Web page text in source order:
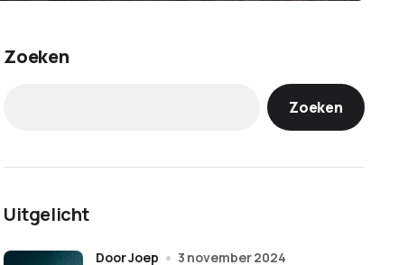
Zoeken
Zoeken
Uitgelicht
door Joep 3 november 2024